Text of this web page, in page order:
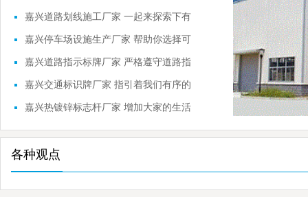
作流程
嘉兴道路划线施工厂家 一起来探索下有
关的内容
嘉兴停车场设施生产厂家 帮助你选择可
靠的品牌
嘉兴道路指示标牌厂家 严格遵守道路指
示标牌
嘉兴交通标识牌厂家 指引着我们有序的
前进
嘉兴热镀锌标志杆厂家 增加大家的生活
常识
各种观点